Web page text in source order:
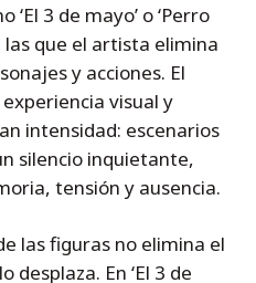
‘El 3 de mayo’ o ‘Perro
las que el artista elimina
y acciones. El
visual y
intensidad: escenarios
silencio inquietante,
tensión y ausencia.
las figuras no elimina el
desplaza. En ‘El 3 de